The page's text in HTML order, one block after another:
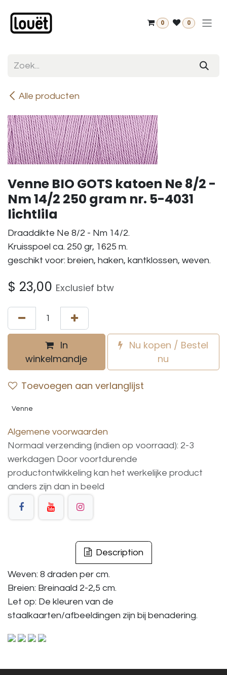
0 0
Alle producten
Venne BIO GOTS katoen Ne 8/2 -
Nm 14/2 250 gram nr. 5-4031
lichtlila
Draaddikte Ne 8/2 - Nm 14/2.
Kruisspoel ca. 250 gr, 1625 m.
geschikt voor: breien, haken, kantklossen, weven.
$ 23,00 Exclusief btw
In
winkelmandje
Nu kopen / Bestel
nu
Toevoegen aan verlanglijst
Venne
Algemene voorwaarden
Normaal verzending (indien op voorraad): 2-3
werkdagen Door voortdurende
productontwikkeling kan het werkelijke product
anders zijn dan in beeld
Description
Weven: 8 draden per cm.
Breien: Breinaald 2-2,5 cm.
Let op: De kleuren van de
staalkaarten/afbeeldingen zijn bij benadering.